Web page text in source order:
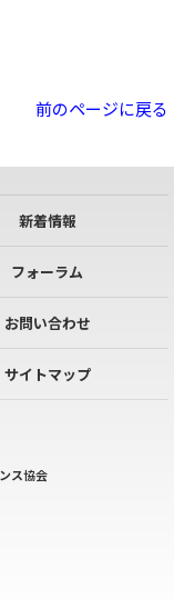
前のページに戻る
新着情報
フォーラム
お問い合わせ
サイトマップ
ス協会